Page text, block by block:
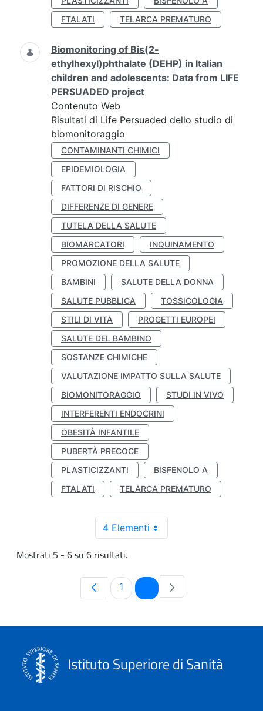
FTALATI
TELARCA PREMATURO
Biomonitoring of Bis(2-
ethylhexyl)phthalate (DEHP) in Italian
children and adolescents: Data from LIFE
PERSUADED project
Contenuto Web
Risultati di Life Persuaded dello studio di
biomonitoraggio
CONTAMINANTI CHIMICI
EPIDEMIOLOGIA
FATTORI DI RISCHIO
DIFFERENZE DI GENERE
TUTELA DELLA SALUTE
BIOMARCATORI
INQUINAMENTO
PROMOZIONE DELLA SALUTE
BAMBINI
SALUTE DELLA DONNA
SALUTE PUBBLICA
TOSSICOLOGIA
STILI DI VITA
PROGETTI EUROPEI
SALUTE DEL BAMBINO
SOSTANZE CHIMICHE
VALUTAZIONE IMPATTO SULLA SALUTE
BIOMONITORAGGIO
STUDI IN VIVO
INTERFERENTI ENDOCRINI
OBESITÀ INFANTILE
PUBERTÀ PRECOCE
PLASTICIZZANTI
BISFENOLO A
FTALATI
TELARCA PREMATURO
4 Elementi
Mostrati 5 - 6 su 6 risultati.
Pagina
1 Pagina
Istituto Superiore di Sanità